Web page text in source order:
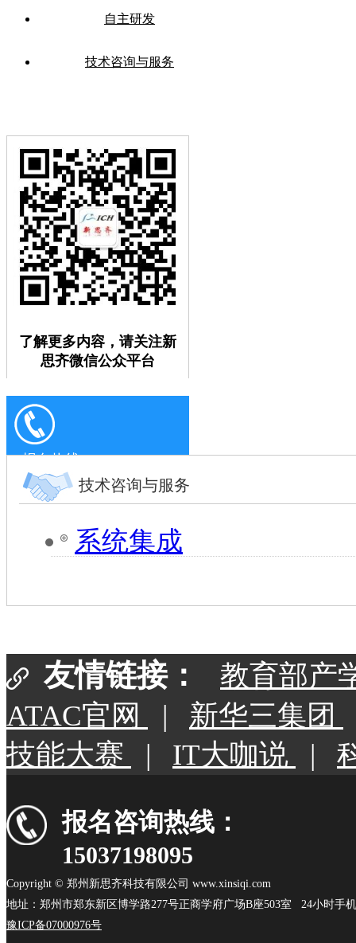
自主研发
技术咨询与服务
了解更多内容，请关注新
思齐微信公众平台
报名热线：
0371-63697068技术咨询与服务
系统集成
友情链接：
教育部产
ATAC官网
| 新华三集团
技能大赛
| IT大咖说 |
报名咨询热线：
15037198095
Copyright © 郑州新思齐科技有限公司 www.xinsiqi.com
地址：郑州市郑东新区博学路277号正商学府广场B座503室 24小时手
豫ICP备07000976号